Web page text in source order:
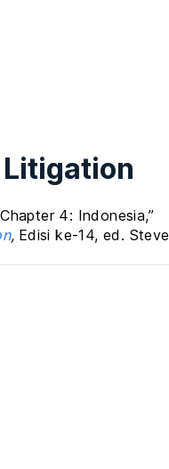
4: Indonesia,”
, Edisi ke-14, ed. Steve